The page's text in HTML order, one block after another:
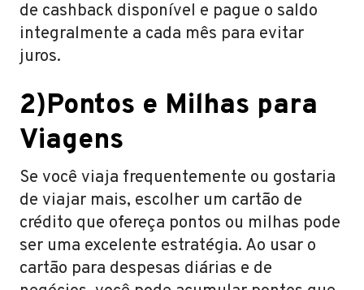
de cashback disponível e pague o saldo
integralmente a cada mês para evitar
juros.
2)Pontos e Milhas para
Viagens
Se você viaja frequentemente ou gostaria
de viajar mais, escolher um cartão de
crédito que ofereça pontos ou milhas pode
ser uma excelente estratégia. Ao usar o
cartão para despesas diárias e de